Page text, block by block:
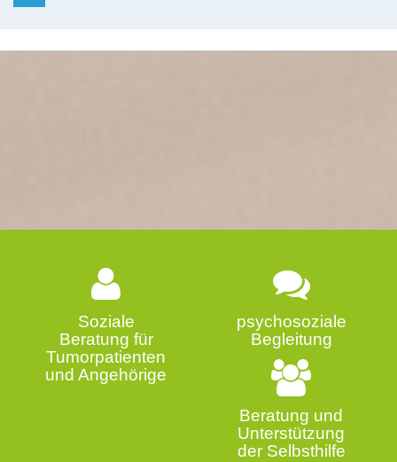
Soziale
Beratung für
Tumorpatienten
und Angehörige
psychosoziale
Begleitung
Beratung und
Unterstützung
der Selbsthilfe